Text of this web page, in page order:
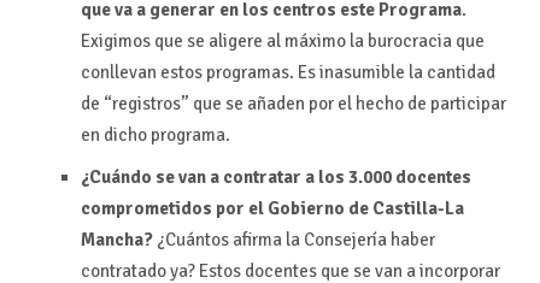
que va a generar en los centros este Programa.
Exigimos que se aligere al máximo la burocracia que
conllevan estos programas. Es inasumible la cantidad
de “registros” que se añaden por el hecho de participar
en dicho programa.
¿Cuándo se van a contratar a los 3.000 docentes
comprometidos por el Gobierno de Castilla-La
Mancha?¿Cuántos afirma la Consejería haber
contratado ya? Estos docentes que se van a incorporar